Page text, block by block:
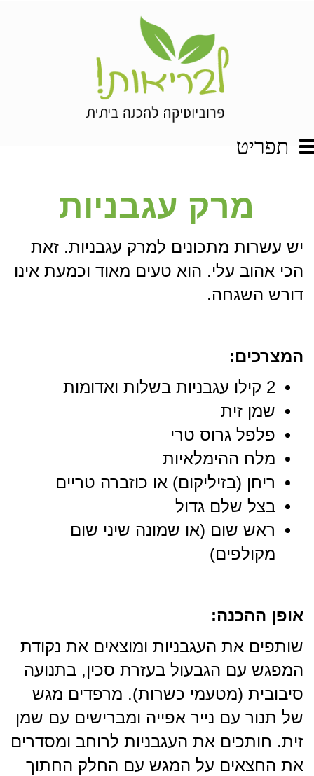
תפריט
מרק עגבניות
יש עשרות מתכונים למרק עגבניות. זאת
הכי אהוב עלי. הוא טעים מאוד וכמעת אינו
דורש השגחה.
המצרכים:
2 קילו עגבניות בשלות ואדומות
שמן זית
פלפל גרוס טרי
מלח ההימלאיות
ריחן (בזיליקום) או כוזברה טריים
בצל שלם גדול
ראש שום (או שמונה שיני שום
מקולפים)
אופן ההכנה:
שותפים את העגבניות ומוצאים את נקודת
המפגש עם הגבעול בעזרת סכין, בתנועה
סיבובית (מטעמי כשרות). מרפדים מגש
של תנור עם נייר אפייה ומברישים עם שמן
זית. חותכים את העגבניות לרוחב ומסדרים
את החצאים על המגש עם החלק החתוך